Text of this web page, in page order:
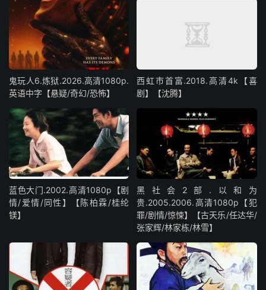
鬼玩人6.炼狱.2026.高清1080p.
英语中字【悬疑/奇幻/恐怖】
西虹市首富.2018.高清4k【喜
剧】【沈腾】
蓝色大门.2002.高清1080p【剧
情/爱情/同性】【陈柏霖/桂纶
镁】
黑社会2部.以和为
贵.2005.2006.高清1080p【犯
罪/剧情/惊悚】【古天乐/任达华/
张家辉/林家栋/林雪】